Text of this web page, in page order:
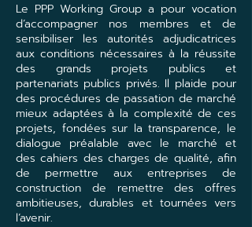
Le PPP Working Group a pour vocation
d’accompagner nos membres et de
sensibiliser les autorités adjudicatrices
aux conditions nécessaires à la réussite
des grands projets publics et
partenariats publics privés. Il plaide pour
des procédures de passation de marché
mieux adaptées à la complexité de ces
projets, fondées sur la transparence, le
dialogue préalable avec le marché et
des cahiers des charges de qualité, afin
de permettre aux entreprises de
construction de remettre des offres
ambitieuses, durables et tournées vers
l’avenir.